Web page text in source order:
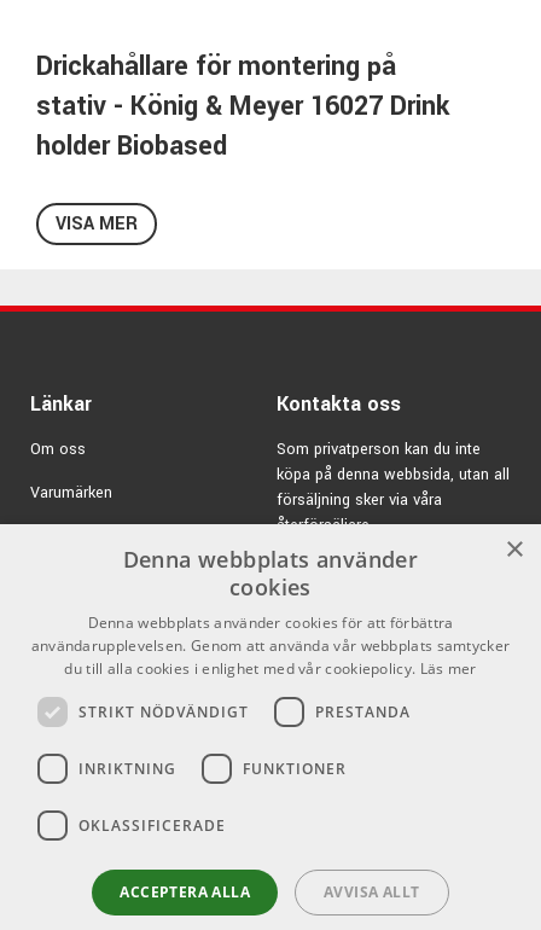
Drickahållare för montering på
stativ - König & Meyer 16027 Drink
holder Biobased
max 95mm. Hållaren fästes på ett mikrofonstativ eller
liknande med en rördiameter på 11 - 30mm.
även en plats för en penna så du har den tillrätta och när
Specifikationer 16027:
Färg: Svart
Passar glas, burk eller flaska med en diameter upp till
Material: Biobaserad plast
Fästes på stativ med en rördiameter på mellan 11
Vikt: 133g
Stativ och andra tillbehör säljes separat
Pris per styck
König & Meyer Stands - Högkvalitativa
hjälpmedel för musikern
Sedan 1949 så står König & Meyer för sofistikerad
Produkterna kännetecknas av innovativ design, funktion
och hållbarhet. Cirka 270 anställda i Wertheim i Tyskland
VISA MER
Länkar
Om oss
Varumärken
Försäljningsvillkor
Inlogg för återförsäljare
Kontakta oss
Som privatperson kan du inte
köpa på denna webbsida, utan all
försäljning sker via våra
återförsäljare.
E-post:info@emnordic.se
Pro Audio Sociala medier
Facebook
Youtube
×
Denna webbplats använder
cookies
Denna webbplats använder cookies för att förbättra
användarupplevelsen. Genom att använda vår webbplats samtycker
du till alla cookies i enlighet med vår cookiepolicy. Läs mer
STRIKT NÖDVÄNDIGT PRESTANDA
INRIKTNING FUNKTIONER
OKLASSIFICERADE
ACCEPTERA ALLA AVVISA ALLT